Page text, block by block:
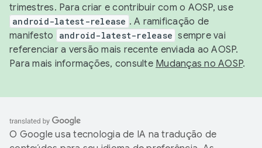
trimestres. Para criar e contribuir com o AOSP, use
android-latest-release . A ramificação de
manifesto
android-latest-release sempre vai
referenciar a versão mais recente enviada ao AOSP.
Para mais informações, consulte Mudanças no AOSP.
O Google usa tecnologia de IA na tradução de